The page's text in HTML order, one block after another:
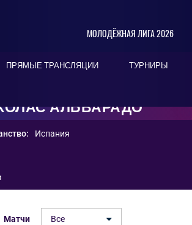
МОЛОДЁЖНАЯ ЛИГА 2026
ПРЯМЫЕ ТРАНСЛЯЦИИ ТУРНИРЫ
АЛЬВАРАДО
Испания
Матчи Все